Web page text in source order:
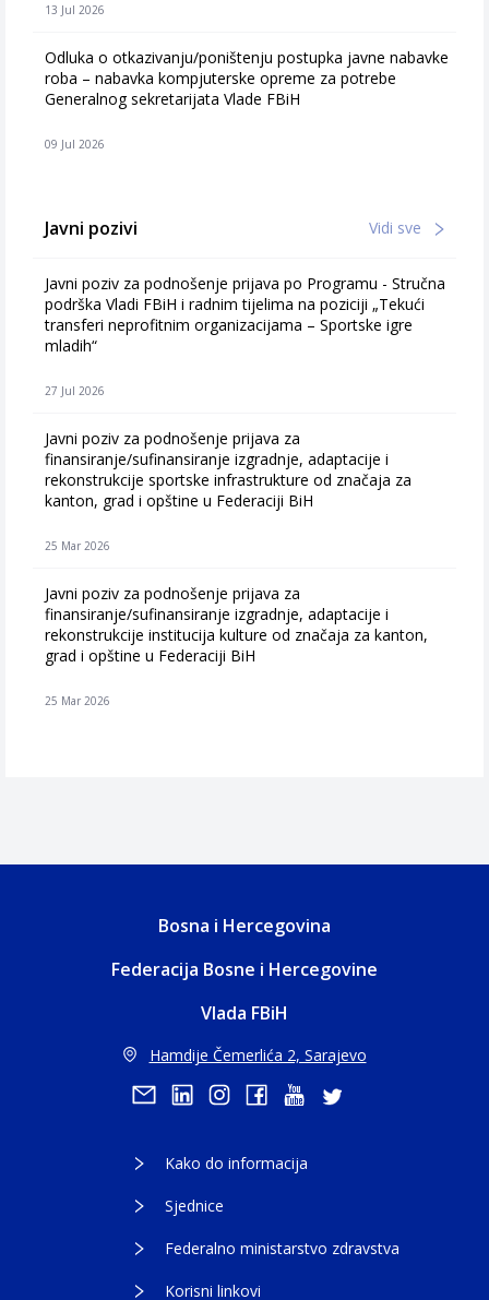
13 Jul 2026
Odluka o otkazivanju/poništenju postupka javne nabavke
roba – nabavka kompjuterske opreme za potrebe
Generalnog sekretarijata Vlade FBiH
09 Jul 2026
Javni pozivi Vidi sve
Javni poziv za podnošenje prijava po Programu - Stručna
podrška Vladi FBiH i radnim tijelima na poziciji „Tekući
transferi neprofitnim organizacijama – Sportske igre
mladih“
27 Jul 2026
Javni poziv za podnošenje prijava za
finansiranje/sufinansiranje izgradnje, adaptacije i
rekonstrukcije sportske infrastrukture od značaja za
kanton, grad i opštine u Federaciji BiH
25 Mar 2026
Javni poziv za podnošenje prijava za
finansiranje/sufinansiranje izgradnje, adaptacije i
rekonstrukcije institucija kulture od značaja za kanton,
grad i opštine u Federaciji BiH
25 Mar 2026
Bosna i Hercegovina
Federacija Bosne i Hercegovine
Vlada FBiH
Hamdije Čemerlića 2, Sarajevo
Kako do informacija
Sjednice
Federalno ministarstvo zdravstva
Korisni linkovi